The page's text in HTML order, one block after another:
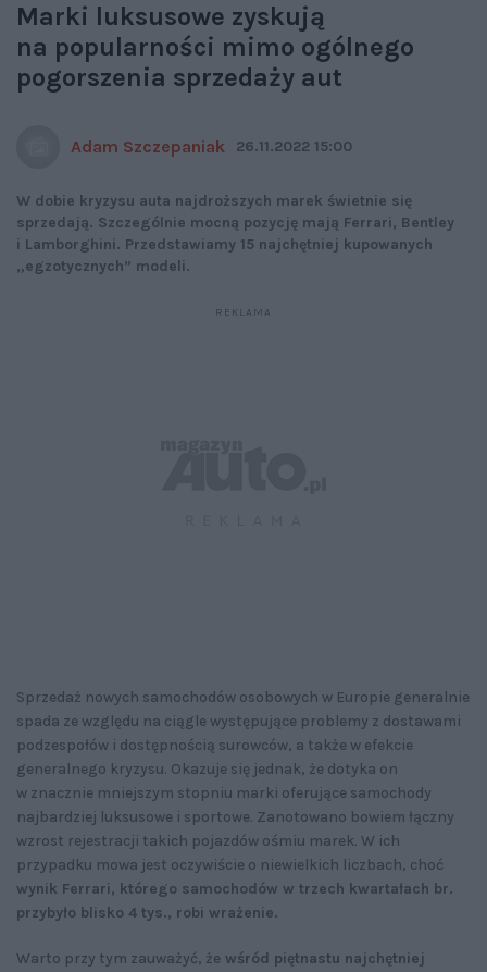
Marki luksusowe zyskują
na popularności mimo ogólnego
pogorszenia sprzedaży aut
Adam Szczepaniak 26.11.2022 15:00
W dobie kryzysu auta najdroższych marek świetnie się
sprzedają. Szczególnie mocną pozycję mają Ferrari, Bentley
i Lamborghini. Przedstawiamy 15 najchętniej kupowanych
„egzotycznych” modeli.
Sprzedaż nowych samochodów osobowych w Europie generalnie
spada ze względu na ciągle występujące problemy z dostawami
podzespołów i dostępnością surowców, a także w efekcie
generalnego kryzysu. Okazuje się jednak, że dotyka on
w znacznie mniejszym stopniu marki oferujące samochody
najbardziej luksusowe i sportowe. Zanotowano bowiem łączny
wzrost rejestracji takich pojazdów ośmiu marek. W ich
przypadku mowa jest oczywiście o niewielkich liczbach, choć
wynik Ferrari, którego samochodów w trzech kwartałach br.
przybyło blisko 4 tys., robi wrażenie.
Warto przy tym zauważyć, że wśród piętnastu najchętniej